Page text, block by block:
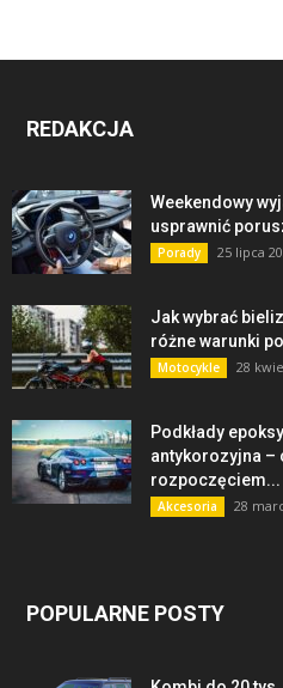
REDAKCJA
Weekendowy
usprawnić
Porady 25 lipca
Jak wybrać
różne warunki
Motocykle 28
Podkłady
antykorozyjna –
rozpoczęciem...
Akcesoria 28
POPULARNE POSTY